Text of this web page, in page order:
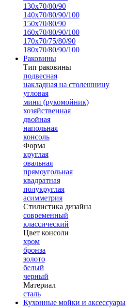
130х70/80/90
140х70/80/90/100
150х70/80/90
160х70/80/90/100
170х70/75/80/90
180х70/80/90/100
Раковины
Тип раковины
подвесная
накладная на столешницу
угловая
мини (рукомойник)
хозяйственная
двойная
напольная
консоль
Форма
круглая
овальная
прямоугольная
квадратная
полукруглая
асимметрия
Стилистика дизайна
современный
классический
Цвет консоли
хром
бронза
золото
белый
черный
Материал
сталь
Кухонные мойки и аксессуары